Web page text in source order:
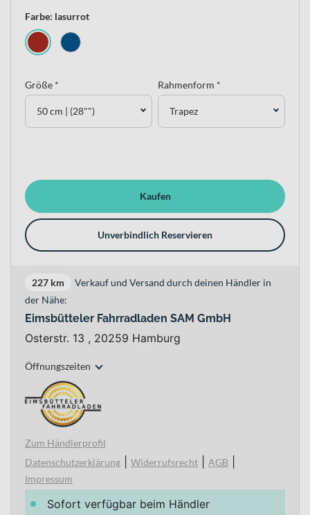
Farbe: lasurrot
Größe *
50 cm | (28"")
Rahmenform *
Trapez
Kaufen
Unverbindlich Reservieren
227 km
Verkauf und Versand durch deinen Händler in
der Nähe:
Eimsbütteler Fahrradladen SAM GmbH
Osterstr. 13 , 20259 Hamburg
Öffnungszeiten
Zum Händlerprofil
Datenschutzerklärung
Widerrufsrecht AGB
Impressum
Sofort verfügbar beim Händler